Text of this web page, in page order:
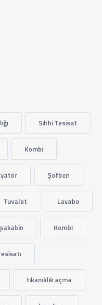
Sıhhi Tesisat
Kombi
Şofben
Tuvalet Lavabo
Kombi
tıkanıklık açma